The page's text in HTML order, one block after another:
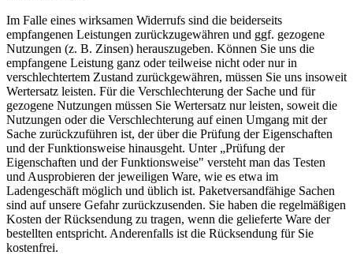
Im Falle eines wirksamen Widerrufs sind die beiderseits
empfangenen Leistungen zurückzugewähren und ggf. gezogene
Nutzungen (z. B. Zinsen) herauszugeben. Können Sie uns die
empfangene Leistung ganz oder teilweise nicht oder nur in
verschlechtertem Zustand zurückgewähren, müssen Sie uns insoweit
Wertersatz leisten. Für die Verschlechterung der Sache und für
gezogene Nutzungen müssen Sie Wertersatz nur leisten, soweit die
Nutzungen oder die Verschlechterung auf einen Umgang mit der
Sache zurückzuführen ist, der über die Prüfung der Eigenschaften
und der Funktionsweise hinausgeht. Unter „Prüfung der
Eigenschaften und der Funktionsweise" versteht man das Testen
und Ausprobieren der jeweiligen Ware, wie es etwa im
Ladengeschäft möglich und üblich ist. Paketversandfähige Sachen
sind auf unsere Gefahr zurückzusenden. Sie haben die regelmäßigen
Kosten der Rücksendung zu tragen, wenn die gelieferte Ware der
bestellten entspricht. Anderenfalls ist die Rücksendung für Sie
kostenfrei.